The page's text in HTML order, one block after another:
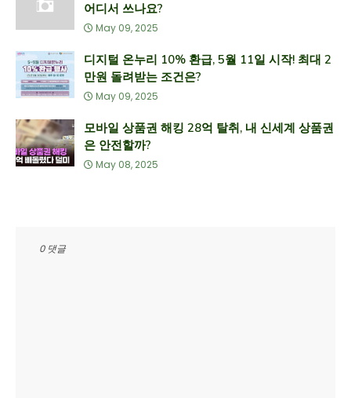
어디서 쓰나요?
May 09, 2025
디지털 온누리 10% 환급, 5월 11일 시작! 최대 2
만원 돌려받는 조건은?
May 09, 2025
모바일 상품권 해킹 28억 탈취, 내 신세계 상품권
은 안전할까?
May 08, 2025
0 댓글